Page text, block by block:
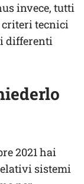
invece, tutti
tecnici
differenti
2021 hai
sistemi